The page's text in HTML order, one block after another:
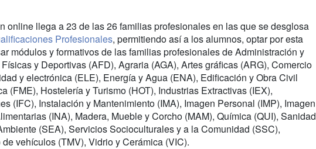
online llega a 23 de las 26 familias profesionales en las que se desglosa
Profesionales, permitiendo así a los alumnos, optar por esta
módulos y formativos de las familias profesionales de Administración y
y Deportivas (AFD), Agraria (AGA), Artes gráficas (ARG), Comercio
y electrónica (ELE), Energía y Agua (ENA), Edificación y Obra Civil
(FME), Hostelería y Turismo (HOT), Industrias Extractivas (IEX),
(IFC), Instalación y Mantenimiento (IMA), Imagen Personal (IMP), Imagen
(INA), Madera, Mueble y Corcho (MAM), Química (QUI), Sanidad
(SEA), Servicios Socioculturales y a la Comunidad (SSC),
vehículos (TMV), Vidrio y Cerámica (VIC).